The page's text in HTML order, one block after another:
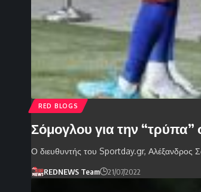
RED BLOGS
Σόμογλου για την “τρύπα”
Ο διευθυντής του Sportday.gr,
REDNEWS Team 21/07/2022